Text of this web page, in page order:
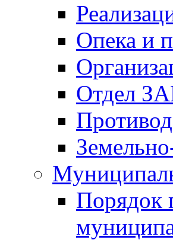
Опека и
Отдел
Порядок